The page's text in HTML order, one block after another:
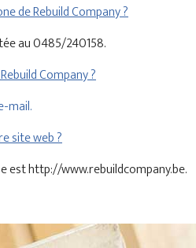
de Rebuild Company ?
au 0485/240158.
Company ?
mail.
site web ?
est http://www.rebuildcompany.be.